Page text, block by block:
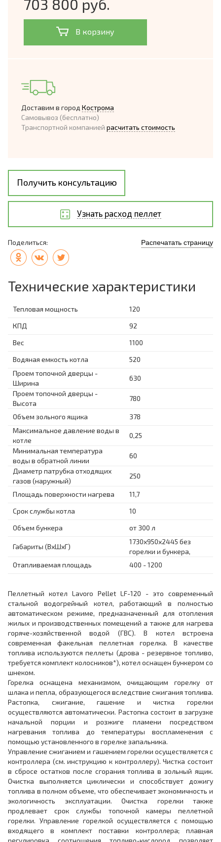
703 800 руб.
В корзину
Доставим в город Кострома
Самовывоз (бесплатно)
Транспортной компанией расчитать стоимость
Получить консультацию
Узнать расход пеллет
Поделиться: Распечатать страницу
Технические характеристики
Тепловая мощность
120
КПД
92
Вес
1100
Водяная емкость котла
520
Проем топочной дверцы -
Ширина
630
Проем топочной дверцы -
Высота
780
Объем зольного ящика
378
Максимальное давление воды в
котле
0,25
Минимальная температура
воды в обратной линии
60
Диаметр патрубка отходящих
газов (наружный)
250
Площадь поверхности нагрева
11,7
Срок службы котла
10
Объем бункера
от 300 л
Габариты (ВхШхГ)
1730x950x2445 без
горелки и бункера,
Отапливаемая площадь
400 - 1200
Пеллетный котел Lavoro Pellet LF-120 - это современный
стальной водогрейный котел, работающий в полностью
автоматическом режиме, предназначенный для отопления
жилых и производственных помещений а также для нагрева
горяче-хозяйственной водой (ГВС). В котел встроена
современная факельная пеллетная горелка. В качестве
топлива используются пеллеты (дрова - резервное топливо,
требуется комплект колосников*), котел оснащен бункером со
шнеком.
Горелка оснащена механизмом, очищающим горелку от
шлака и пепла, образующегося вследствие сжигания топлива.
Растопка, сжигание, гашение и чистка горелки
осуществляются автоматически. Растопка состоит в загрузке
начальной порции и розжиге пламени посредством
нагревания топлива до температуры воспламенения с
помощью установленного в горелке запальника.
Управление сжиганием и гашением горелки осуществляется с
контроллера (см. инструкцию к контроллеру). Чистка состоит
в сбросе остатков после сгорания топлива в зольный ящик.
Очистка выполняется циклически и способствует дожигу
топлива в полном объеме, что обеспечивает экономичность и
экологичность эксплуатации. Очистка горелки также
продлевает срок службы топочной камеры пеллетной
горелки. Управление горелкой осуществляется с помощью
входящего в комплект поставки контроллера; плавная
регулировка соотношения топливо-кислород позволяет